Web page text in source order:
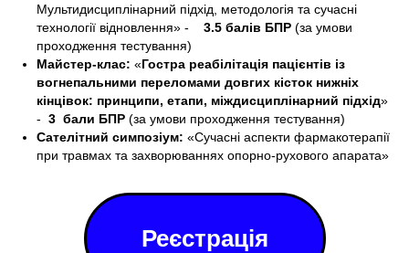
Мультидисциплінарний підхід, методологія та сучасні
технології відновлення» -
3.5 балів БПР (за умови
проходження тестування)
Майстер-клас: «Гостра реабілітація пацієнтів із
вогнепальними переломами довгих кісток нижніх
кінцівок: принципи, етапи, міждисциплінарний підхід»
- 3 бали БПР (за умови проходження тестування)
Сателітний симпозіум: «Сучасні аспекти фармакотерапії
при травмах та захворюваннях опорно-рухового апарата»
Реєстрація